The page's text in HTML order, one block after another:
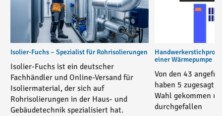
Isolier-Fuchs – Spezialist für Rohrisolierungen
Isolier-Fuchs ist ein deutscher
Fachhändler und Online-Versand für
Isoliermaterial, der sich auf
Rohrisolierungen in der Haus- und
Gebäudetechnik spezialisiert hat.
einer Wärmepumpe
Von den 43
haben 5 zugesagt,
Wahl gekommen
durchgefallen